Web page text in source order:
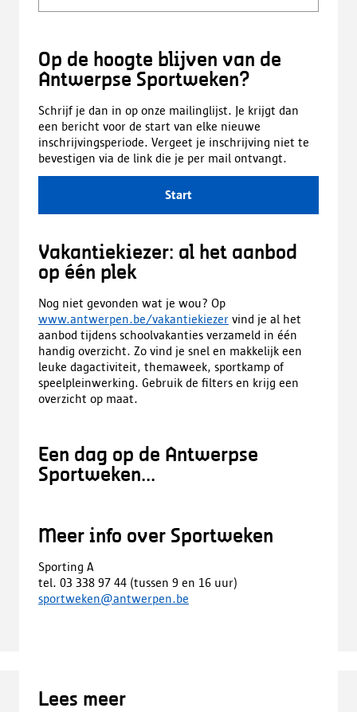
Op de hoogte blijven van de
Antwerpse Sportweken?
Schrijf je dan in op onze mailinglijst. Je krijgt dan
een bericht voor de start van elke nieuwe
inschrijvingsperiode. Vergeet je inschrijving niet te
bevestigen via de link die je per mail ontvangt.
Start
Vakantiekiezer: al het aanbod
op één plek
Nog niet gevonden wat je wou? Op
www.antwerpen.be/vakantiekiezer vind je al het
aanbod tijdens schoolvakanties verzameld in één
handig overzicht. Zo vind je snel en makkelijk een
leuke dagactiviteit, themaweek, sportkamp of
speelpleinwerking. Gebruik de filters en krijg een
overzicht op maat.
Een dag op de Antwerpse
Sportweken...
Meer info over Sportweken
Sporting A
tel. 03 338 97 44 (tussen 9 en 16 uur)
sportweken@antwerpen.be
Lees meer